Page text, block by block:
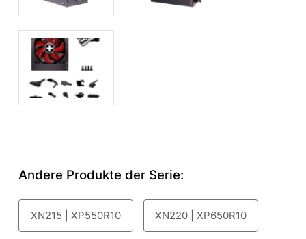
Andere Produkte der Serie:
XN215 | XP550R10 XN220 | XP650R10